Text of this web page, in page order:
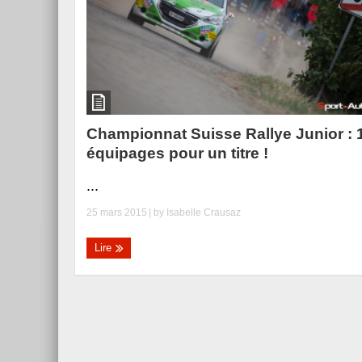
Championnat Suisse Rallye Junior :
équipages pour un titre !
...
25 mars 2015 | by Isabelle Crausaz
Lire